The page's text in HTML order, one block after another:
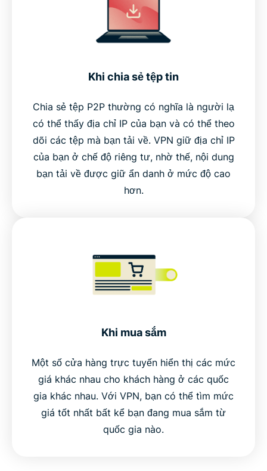
Khi chia sẻ tệp tin
Chia sẻ tệp P2P thường có nghĩa là người lạ
có thể thấy địa chỉ IP của bạn và có thể theo
dõi các tệp mà bạn tải về. VPN giữ địa chỉ IP
của bạn ở chế độ riêng tư, nhờ thế, nội dung
bạn tải về được giữ ẩn danh ở mức độ cao
hơn.
Khi mua sắm
Một số cửa hàng trực tuyến hiển thị các mức
giá khác nhau cho khách hàng ở các quốc
gia khác nhau. Với VPN, bạn có thể tìm mức
giá tốt nhất bất kể bạn đang mua sắm từ
quốc gia nào.